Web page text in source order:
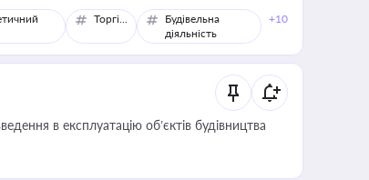
Торгівля
Будівельна
діяльність
+10
в експлуатацію об’єктів будівництва